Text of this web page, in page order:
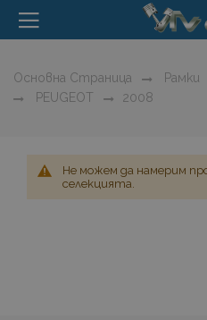
Основна Страница Рамки
PEUGEOT
2008
Не можем да намерим
селекцията.